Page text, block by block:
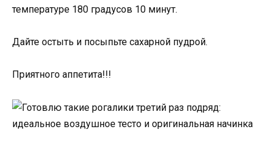
температуре 180 градусов 10 минут.
Дайте остыть и посыпьте сахарной пудрой.
Приятного аппетита!!!